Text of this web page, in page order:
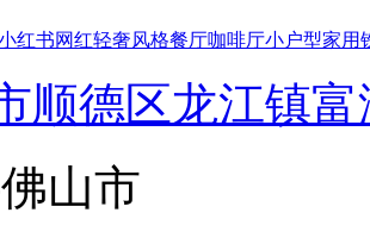
红书网红轻奢风格餐厅咖啡厅小户型家用
顺德区龙江镇
山市